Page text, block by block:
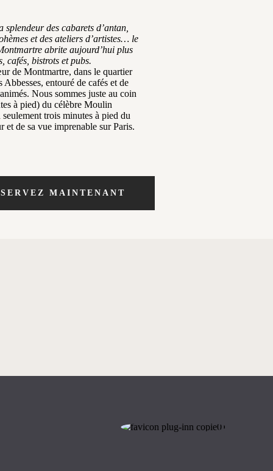
splendeur des cabarets d’antan,
et des ateliers d’artistes… le
abrite aujourd’hui plus
cafés, bistrots et pubs.
de Montmartre, dans le quartier
Abbesses, entouré de cafés et de
Nous sommes juste au coin
à pied) du célèbre Moulin
seulement trois minutes à pied du
et de sa vue imprenable sur Paris.
MAINTENANT